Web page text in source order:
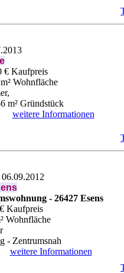
€ Kaufpreis
Wohnfläche
m² Gründstück
weitere Informationen
06.09.2012
- 26427 Esens
Kaufpreis
Wohnfläche
- Zentrumsnah
weitere Informationen